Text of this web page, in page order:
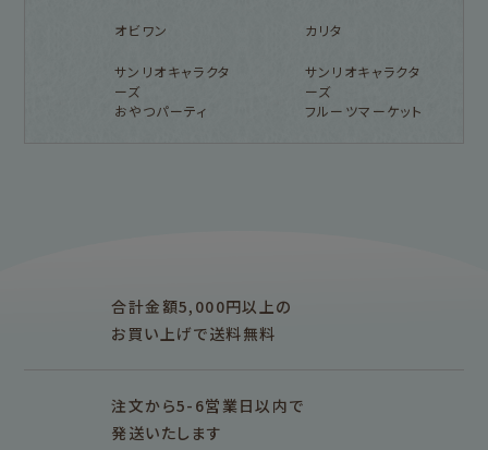
オビワン カリタ
サンリオキャラクタ
ーズ
おやつパーティ
サンリオキャラクタ
ーズ
フルーツマーケット
雑貨類
M5 M6
その他
おりがみ
合計金額5,000円以上の
お買い上げで送料無料
注文から5-6営業日以内で
発送いたします